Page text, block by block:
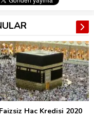
Faizsiz Hac Kredisi 2020